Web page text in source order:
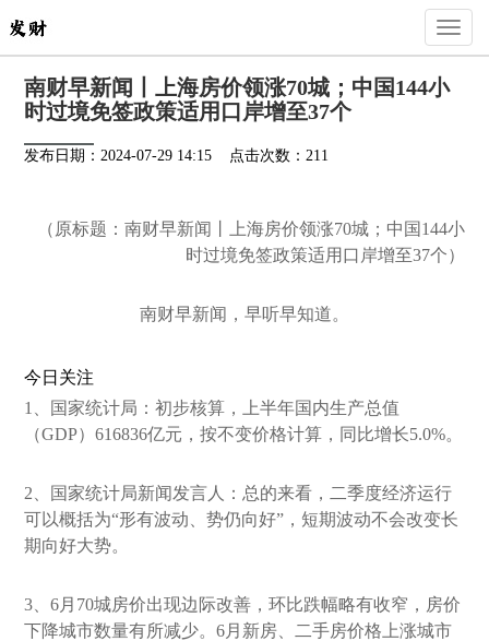
Toggle
南财早新闻丨上海房价领涨70城；中国144小
时过境免签政策适用口岸增至37个
发布日期：2024-07-29 14:15 点击次数：211
（原标题：南财早新闻丨上海房价领涨70城；中国144小
时过境免签政策适用口岸增至37个）
南财早新闻，早听早知道。
今日关注
1、国家统计局：初步核算，上半年国内生产总值
（GDP）616836亿元，按不变价格计算，同比增长5.0%。
2、国家统计局新闻发言人：总的来看，二季度经济运行
可以概括为“形有波动、势仍向好”，短期波动不会改变长
期向好大势。
3、6月70城房价出现边际改善，环比跌幅略有收窄，房价
下降城市数量有所减少。6月新房、二手房价格上涨城市